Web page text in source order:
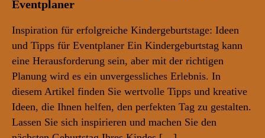
Eventplaner
Inspiration für erfolgreiche Kindergeburtstage: Ideen
und Tipps für Eventplaner Ein Kindergeburtstag kann
eine Herausforderung sein, aber mit der richtigen
Planung wird es ein unvergessliches Erlebnis. In
diesem Artikel finden Sie wertvolle Tipps und kreative
Ideen, die Ihnen helfen, den perfekten Tag zu gestalten.
Lassen Sie sich inspirieren und machen Sie den